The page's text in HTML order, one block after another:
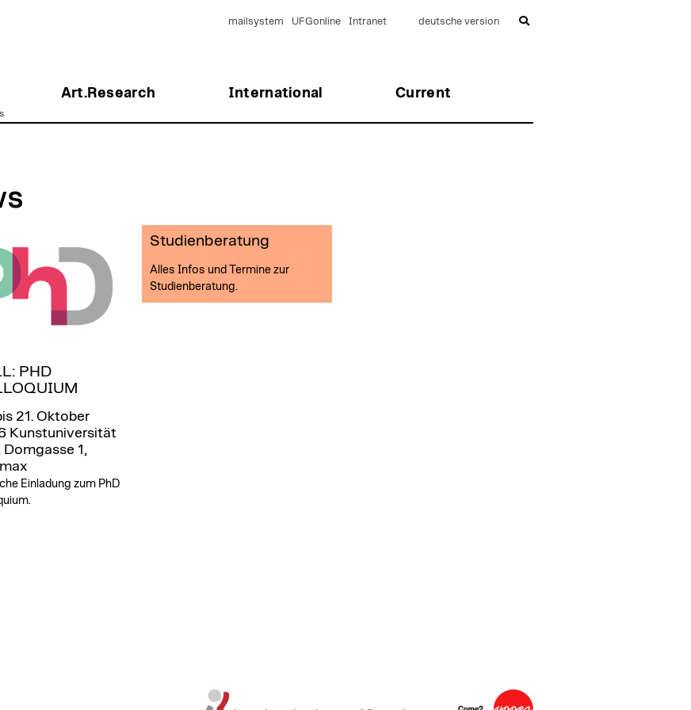
Art.Research International Current
mailsystem UFGonline Intranet deutsche version
PHD
21. Oktober
Kunstuniversität
Domgasse 1,
Einladung zum PhD
Studienberatung
Alles Infos und Termine zur
Studienberatung.